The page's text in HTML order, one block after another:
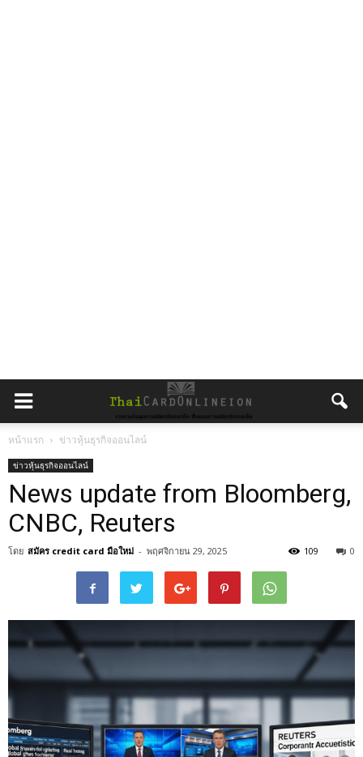
หน้าแรก ข่าวหุ้นธุรกิจออนไลน์
ข่าวหุ้นธุรกิจออนไลน์
News update from Bloomberg,
CNBC, Reuters
โดย สมัคร credit card มือใหม่ - พฤศจิกายน 29, 2025 0
109